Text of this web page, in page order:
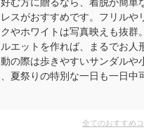
スがおすすめです。フリルや
やホワイトは写真映えも抜群
エットを作れば、まるでお人
の際は歩きやすいサンダルや
夏祭りの特別な一日も一日中
全てのおすすめ